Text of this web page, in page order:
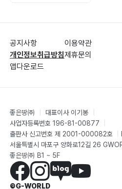
공지사항
개인정보취급방침
앱다운로드
이용약관
제휴문의
좋은땅㈜ 대표이사 이기봉
사업자등록번호 196-81-00877
출판사 신고번호 제 2001-000082호
서울특별시 마포구 양화로12길 26
좋은땅㈜ B1 ~ 5F
©G-WORLD